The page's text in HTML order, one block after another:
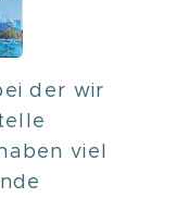
der wir
viel